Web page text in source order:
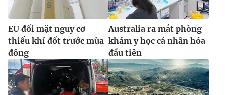
EU đối mặt nguy cơ
thiếu khí đốt trước mùa
đông
Australia ra mắt phòng
khám y học cá nhân hóa
đầu tiên